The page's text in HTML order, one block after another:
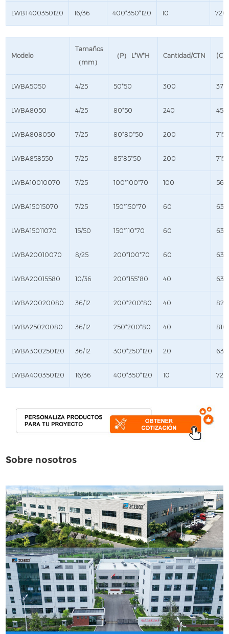
LWBT400350120 16/36 400*350*120 10
Modelo
Tamaños
（mm）
（P） L*W*H Cantidad/CTN (C)
LWBA5050 4/25 50*50 300
LWBA8050 4/25 80*50 240
LWBA808050 7/25 80*80*50 200
LWBA858550 7/25 85*85*50 200
LWBA10010070 7/25 100*100*70 100
LWBA15015070 7/25 150*150*70 60
LWBA15011070 15/50 150*110*70 60
LWBA20010070 8/25 200*100*70 60
LWBA20015580 10/36 200*155*80 40
LWBA20020080 36/12 200*200*80 40
LWBA25020080 36/12 250*200*80 40
LWBA300250120 36/12 300*250*120 20
LWBA400350120 16/36 400*350*120 10
Sobre nosotros